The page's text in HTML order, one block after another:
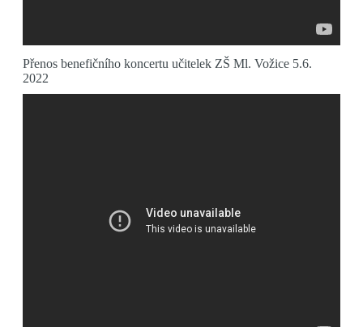
Přenos benefičního koncertu učitelek ZŠ Ml. Vožice 5.6.
2022